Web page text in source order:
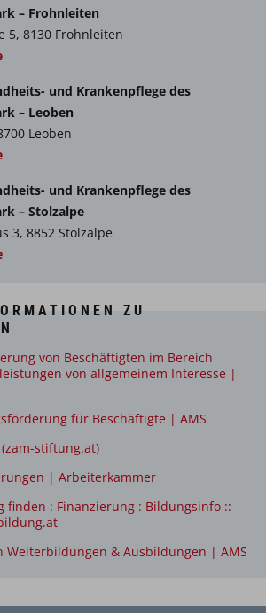
von subkutanen Insulininjektionen
Injektionen von
Arzneimitteln
sowie Blutentnahme aus der
der patientennahen
und Durchführung von
(Point-of-Care-Tests)
der Vene, ausgenommen bei
Mikro- und Einmalklistieren
von Sondenernährung bei liegenden
oberen Atemwegen sowie dem
stabilen Pflegesituationen
von medizinischen
Blutdruck, Atmung, Temperatur,
, Kälte- und Lichtanwendungen
– Frohnleiten
5, 8130 Frohnleiten
und Krankenpflege des
– Leoben
Leoben
und Krankenpflege des
– Stolzalpe
3, 8852 Stolzalpe
ZU
von Beschäftigten im Bereich
von allgemeinem Interesse |
für Beschäftigte | AMS
stiftung.at)
| Arbeiterkammer
finden : Finanzierung : Bildungsinfo ::
Weiterbildungen & Ausbildungen | AMS